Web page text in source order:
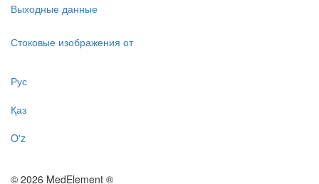
Выходные данные
Стоковые изображения от
Рус
Қаз
O'z
© 2026 MedElement ®